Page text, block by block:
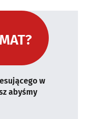
w
abyśmy